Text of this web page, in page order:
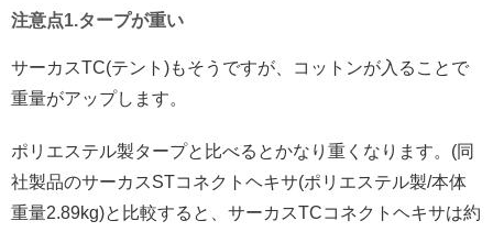
注意点1.タープが重い
サーカスTC(テント)もそうですが、コットンが入ることで
重量がアップします。
ポリエステル製タープと比べるとかなり重くなります。(同
社製品のサーカスSTコネクトヘキサ(ポリエステル製/本体
重量2.89kg)と比較すると、サーカスTCコネクトヘキサは約